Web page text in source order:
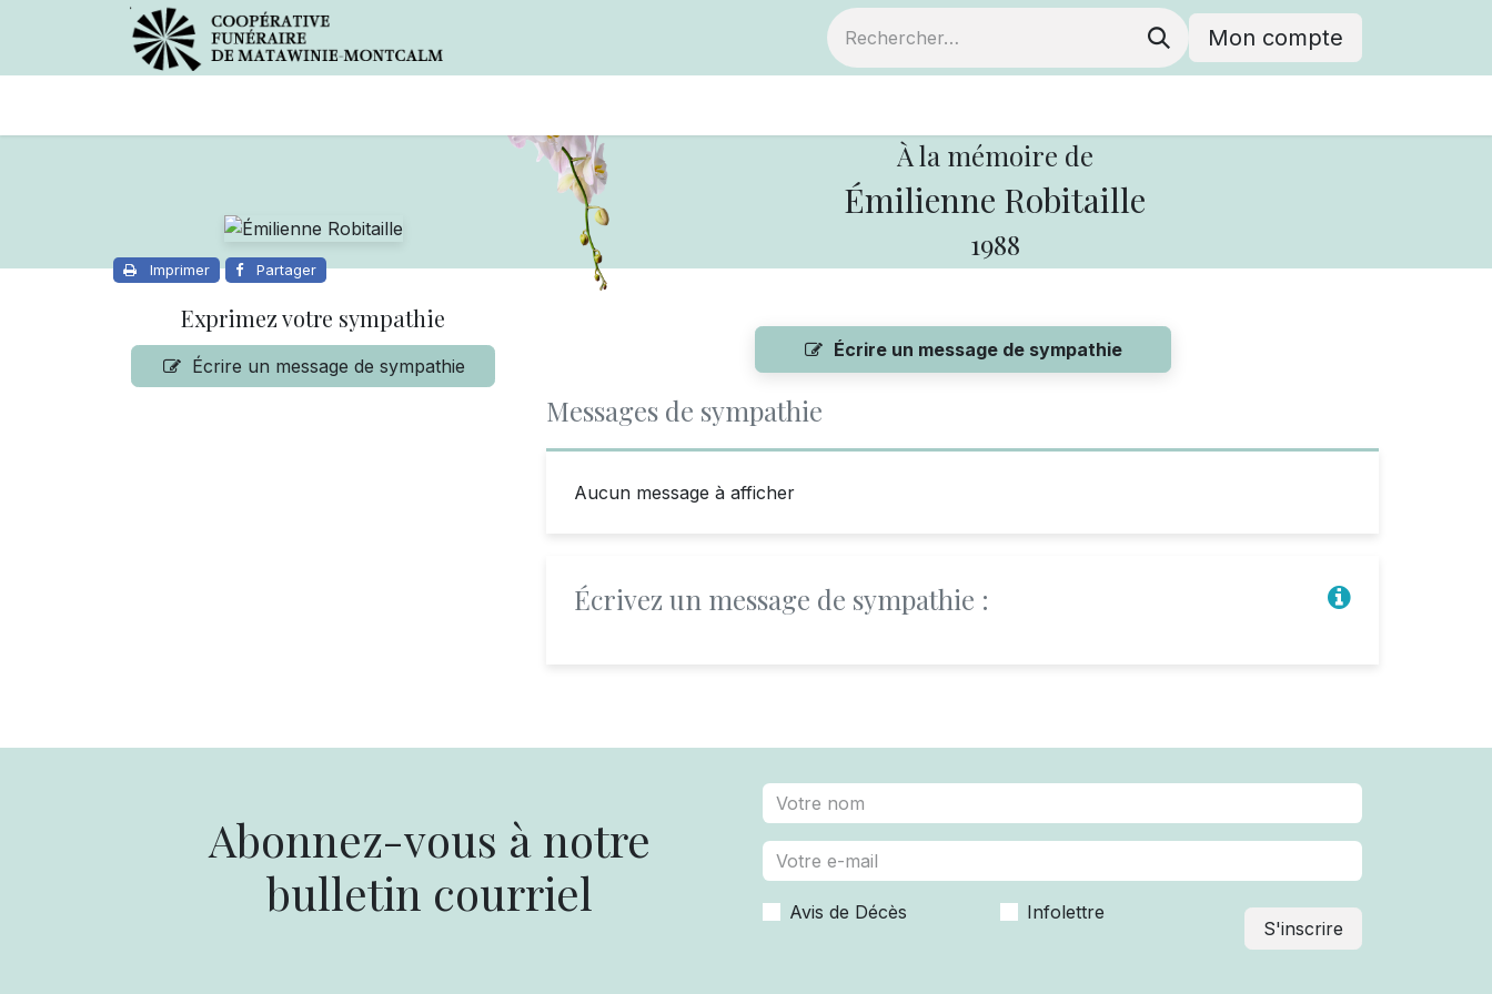
Mon compte
À la mémoire de
Émilienne Robitaille
1988
Imprimer Partager
Exprimez votre sympathie
Écrire un message de sympathie
Écrire un message de sympathie
Messages de sympathie
Aucun message à afficher
Écrivez un message de sympathie :
Abonnez-vous à notre
bulletin courriel
Avis de Décès Infolettre
S'inscrire